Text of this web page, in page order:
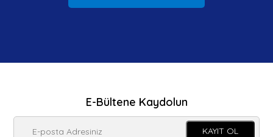
E-Bültene Kaydolun
KAYIT OL